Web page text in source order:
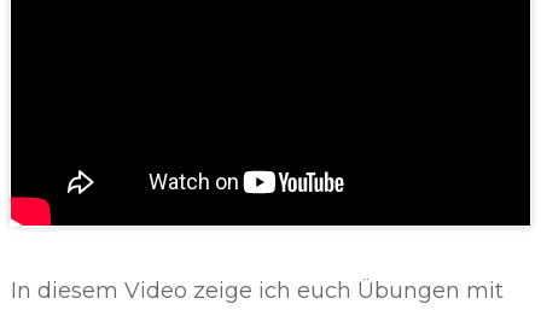
In diesem Video zeige ich euch Übungen mit